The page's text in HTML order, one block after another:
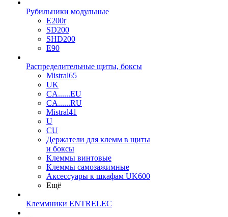
Рубильники модульные
E200r
SD200
SHD200
E90
Распределительные щиты, боксы
Mistral65
UK
CA......EU
CA......RU
Mistral41
U
CU
Держатели для клемм в щиты
и боксы
Клеммы винтовые
Клеммы самозажимные
Аксессуары к шкафам UK600
Ещё
Клеммники ENTRELEC